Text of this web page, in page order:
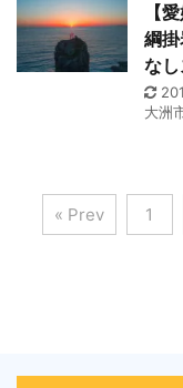
【
綱
なし
大洲
« Prev 1